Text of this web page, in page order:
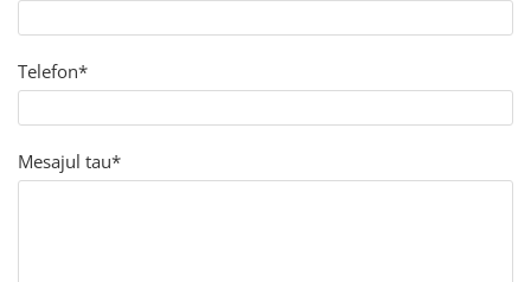
Telefon*
Mesajul tau*